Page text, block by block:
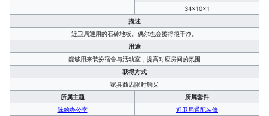
34×10×1
描述
近卫局通用的石砖地板。偶尔也会擦得很干净。
用途
能够用来装扮宿舍与活动室，提高对应房间的氛围
获得方式
家具商店限时购买
所属主题
所属套件
陈的办公室
近卫局通配装修